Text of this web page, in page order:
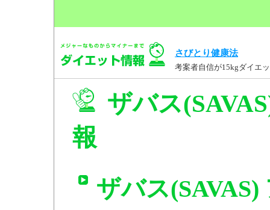
さびとり健康法
考案者自信が15kgダイエ
ザバス
報
ザバス(SAVAS)